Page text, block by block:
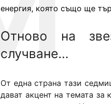
енергия, която също ще
Отново на
случване…
От една страна тази
дават акцент на темата за